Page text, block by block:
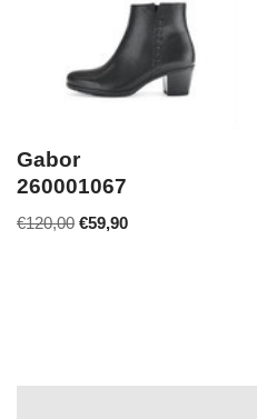
Gabor
260001067
€120,00 €59,90